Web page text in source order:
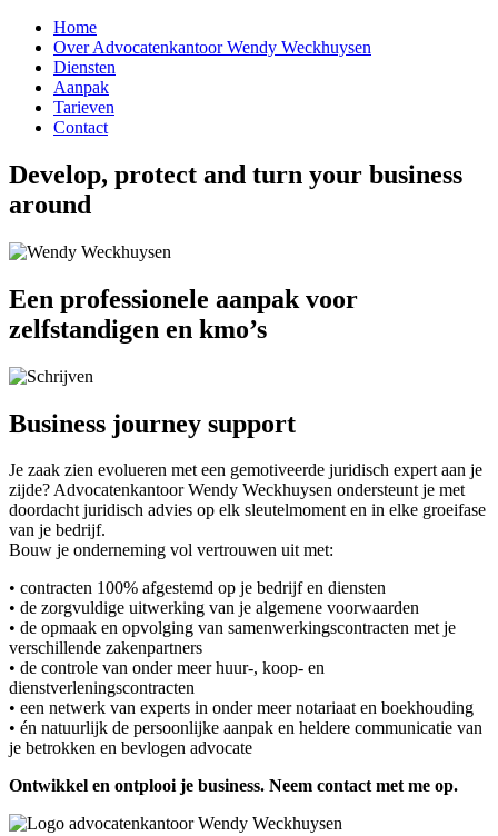
Home
Over Advocatenkantoor Wendy Weckhuysen
Diensten
Aanpak
Tarieven
Contact
Develop, protect and turn your business
around
Een professionele aanpak voor
zelfstandigen en kmo’s
Business journey support
Je zaak zien evolueren met een gemotiveerde juridisch expert aan je
zijde? Advocatenkantoor Wendy Weckhuysen ondersteunt je met
doordacht juridisch advies op elk sleutelmoment en in elke groeifase
van je bedrijf.
Bouw je onderneming vol vertrouwen uit met:
• contracten 100% afgestemd op je bedrijf en diensten
• de zorgvuldige uitwerking van je algemene voorwaarden
• de opmaak en opvolging van samenwerkingscontracten met je
verschillende zakenpartners
• de controle van onder meer huur-, koop- en
dienstverleningscontracten
• een netwerk van experts in onder meer notariaat en boekhouding
• én natuurlijk de persoonlijke aanpak en heldere communicatie van
je betrokken en bevlogen advocate
Ontwikkel en ontplooi je business. Neem contact met me op.